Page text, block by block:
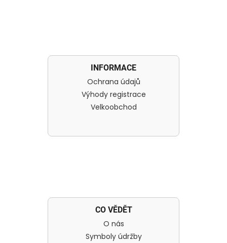
INFORMACE
Ochrana údajů
Výhody registrace
Velkoobchod
CO VĚDĚT
O nás
Symboly údržby